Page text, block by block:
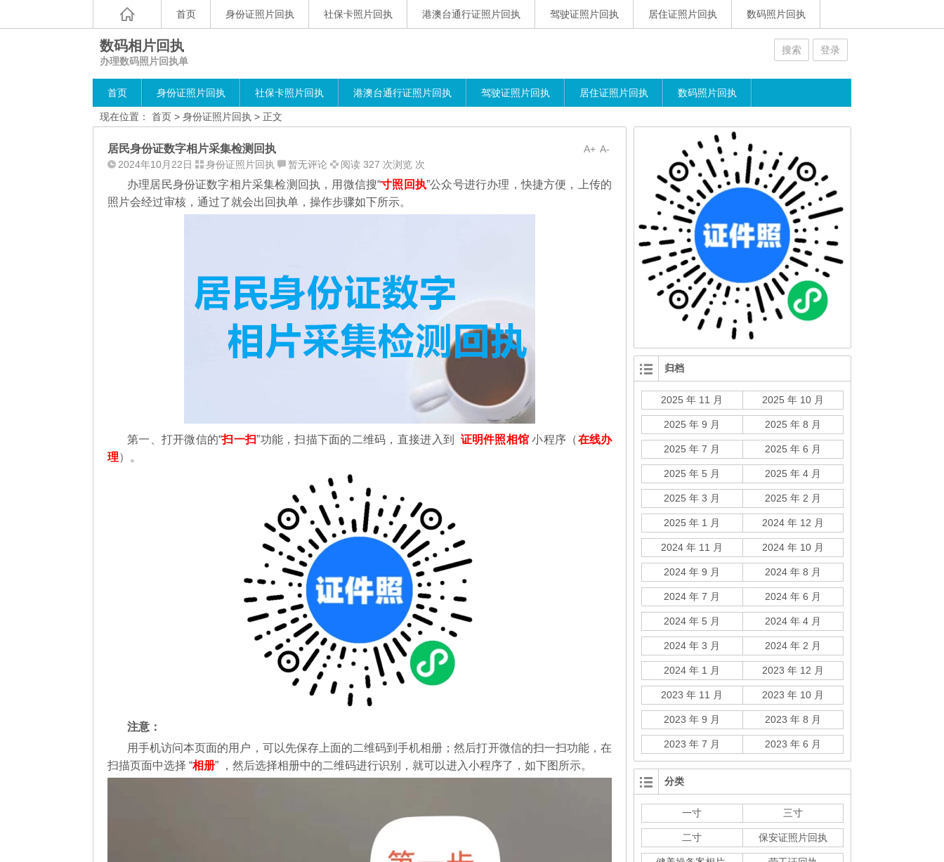
首页 身份证照片回执 社保卡照片回执 港澳台通行证照片回执 驾驶证照片回执 居住证照片回执 数码照片回执
数码相片回执
办理数码照片回执单
搜索 登录
首页 身份证照片回执 社保卡照片回执 港澳台通行证照片回执 驾驶证照片回执 居住证照片回执 数码照片回执
现在位置： 首页 > 身份证照片回执 > 正文
A-
A+
居民身份证数字相片采集检测回执
2024年10月22日 身份证照片回执 暂无评论 阅读 327 次浏览 次
办理居民身份证数字相片采集检测回执，用微信搜“寸照回执”公众号进行办理，快捷方便，上传的
照片会经过审核，通过了就会出回执单，操作步骤如下所示。
第一、 打开微信的“扫一扫”功能，扫描下面的二维码，直接进入到 证明件照相馆 小程序（在线办
理）。
注意：
用手机访问本页面的用户，可以先保存上面的二维码到手机相册；然后打开微信的扫一扫功能，在
扫描页面中选择 “相册” ，然后选择相册中的二维码进行识别，就可以进入小程序了，如下图所示。
归档
2025 年 11 月 2025 年 10 月
2025 年 9 月 2025 年 8 月
2025 年 7 月 2025 年 6 月
2025 年 5 月 2025 年 4 月
2025 年 3 月 2025 年 2 月
2025 年 1 月 2024 年 12 月
2024 年 11 月 2024 年 10 月
2024 年 9 月 2024 年 8 月
2024 年 7 月 2024 年 6 月
2024 年 5 月 2024 年 4 月
2024 年 3 月 2024 年 2 月
2024 年 1 月 2023 年 12 月
2023 年 11 月 2023 年 10 月
2023 年 9 月 2023 年 8 月
2023 年 7 月 2023 年 6 月
分类
一寸 三寸
二寸 保安证照片回执